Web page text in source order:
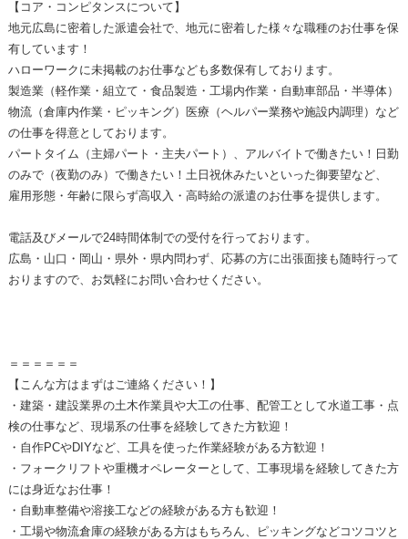
【コア・コンピタンスについて】
地元広島に密着した派遣会社で、地元に密着した様々な職種のお仕事を保
有しています！
ハローワークに未掲載のお仕事なども多数保有しております。
製造業（軽作業・組立て・食品製造・工場内作業・自動車部品・半導体）
物流（倉庫内作業・ピッキング）医療（ヘルパー業務や施設内調理）など
の仕事を得意としております。
パートタイム（主婦パート・主夫パート）、アルバイトで働きたい！日勤
のみで（夜勤のみ）で働きたい！土日祝休みたいといった御要望など、
雇用形態・年齢に限らず高収入・高時給の派遣のお仕事を提供します。
電話及びメールで24時間体制での受付を行っております。
広島・山口・岡山・県外・県内問わず、応募の方に出張面接も随時行って
おりますので、お気軽にお問い合わせください。
＝＝＝＝＝＝
【こんな方はまずはご連絡ください！】
・建築・建設業界の土木作業員や大工の仕事、配管工として水道工事・点
検の仕事など、現場系の仕事を経験してきた方歓迎！
・自作PCやDIYなど、工具を使った作業経験がある方歓迎！
・フォークリフトや重機オペレーターとして、工事現場を経験してきた方
には身近なお仕事！
・自動車整備や溶接工などの経験がある方も歓迎！
・工場や物流倉庫の経験がある方はもちろん、ピッキングなどコツコツと